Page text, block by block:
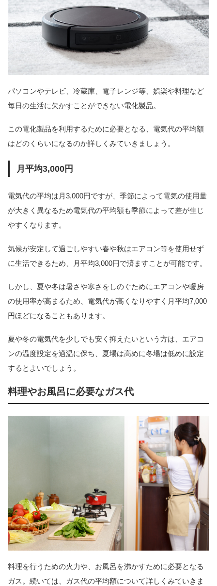
パソコンやテレビ、冷蔵庫、電子レンジ等、娯楽や料理など
毎日の生活に欠かすことができない電化製品。
この電化製品を利用するために必要となる、電気代の平均額
はどのくらいになるのか詳しくみていきましょう。
月平均3,000円
電気代の平均は月3,000円ですが、季節によって電気の使用量
が大きく異なるため電気代の平均額も季節によって差が生じ
やすくなります。
気候が安定して過ごしやすい春や秋はエアコン等を使用せず
に生活できるため、月平均3,000円で済ますことが可能です。
しかし、夏や冬は暑さや寒さをしのぐためにエアコンや暖房
の使用率が高まるため、電気代が高くなりやすく月平均7,000
円ほどになることもあります。
夏や冬の電気代を少しでも安く抑えたいという方は、エアコ
ンの温度設定を適温に保ち、夏場は高めに冬場は低めに設定
するとよいでしょう。
料理やお風呂に必要なガス代
料理を行うための火力や、お風呂を沸かすために必要となる
ガス。続いては、ガス代の平均額について詳しくみていきま